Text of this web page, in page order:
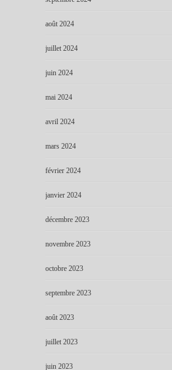
août 2024
juillet 2024
juin 2024
mai 2024
avril 2024
mars 2024
février 2024
janvier 2024
décembre 2023
novembre 2023
octobre 2023
septembre 2023
août 2023
juillet 2023
juin 2023